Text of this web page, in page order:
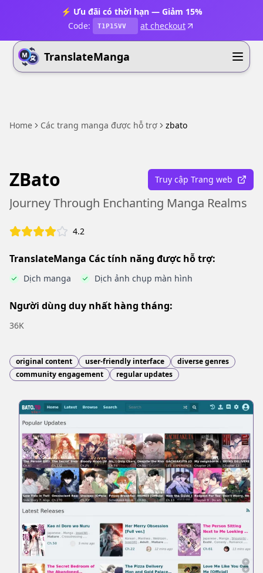
⚡ Ưu đãi có thời hạn — Giảm 15%
Code:
T1P15VV at checkout
TranslateManga
Home Các trang manga được hỗ trợ zbato
ZBato Truy cập Trang web
Journey Through Enchanting Manga Realms
4.2
TranslateManga Các tính năng được hỗ trợ:
Dịch manga Dịch ảnh chụp màn hình
Người dùng duy nhất hàng tháng:
36K
original content user-friendly interface
diverse genres
community engagement
regular updates